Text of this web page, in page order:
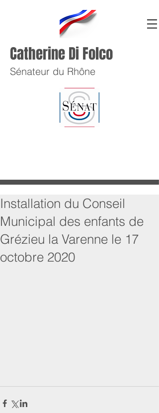
Catherine Di Folco
Sénateur du Rhône
Installation du Conseil
Municipal des enfants de
Grézieu la Varenne le 17
octobre 2020